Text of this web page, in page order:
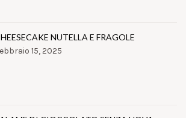
NUTELLA E FRAGOLE
15, 2025